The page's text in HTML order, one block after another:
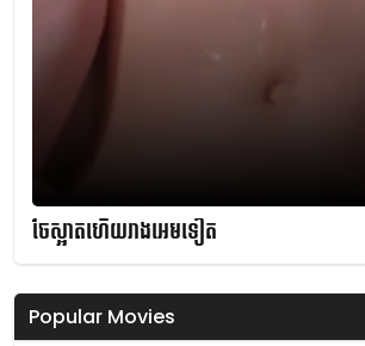
ចែស្អាតហើយរាងអេមទៀត
Popular Movies